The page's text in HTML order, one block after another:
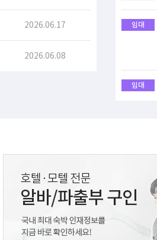
2026.06.17
2026.06.08
임대
임대